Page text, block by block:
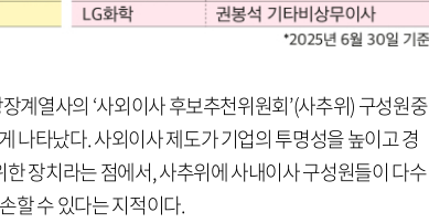
계열사의 ‘사외이사 후보추천위원회’(사추위) 구성원중
나타났다. 사외이사 제도가 기업의 투명성을 높이고 경
장치라는 점에서, 사추위에 사내이사 구성원들이 다수
할 수 있다는 지적이다.